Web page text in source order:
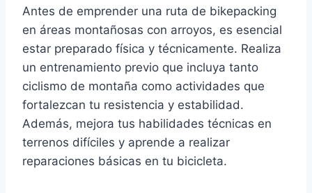
Antes de emprender una ruta de bikepacking
en áreas montañosas con arroyos, es esencial
estar preparado física y técnicamente. Realiza
un entrenamiento previo que incluya tanto
ciclismo de montaña como actividades que
fortalezcan tu resistencia y estabilidad.
Además, mejora tus habilidades técnicas en
terrenos difíciles y aprende a realizar
reparaciones básicas en tu bicicleta.